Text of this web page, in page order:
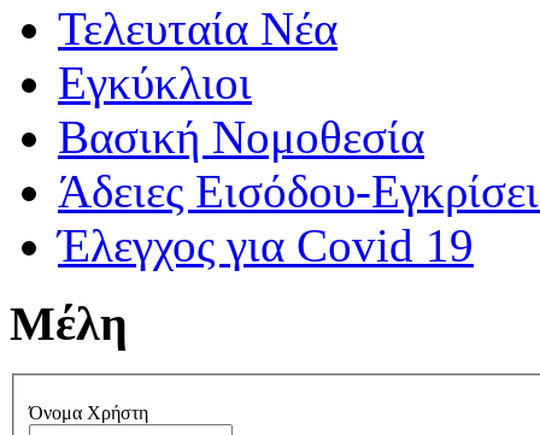
Τελευταία Νέα
Εγκύκλιοι
Βασική Νομοθεσία
Άδειες Εισόδου-
Έλεγχος για Covid 19
Μέλη
Όνομα Χρήστη